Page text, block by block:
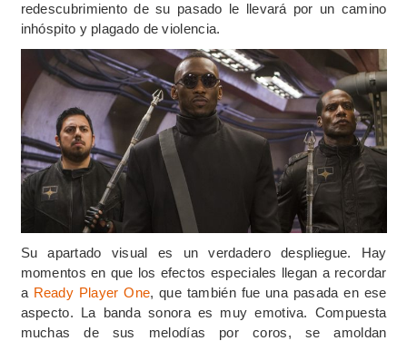
redescubrimiento de su pasado le llevará por un camino
inhóspito y plagado de violencia.
Su apartado visual es un verdadero despliegue. Hay
momentos en que los efectos especiales llegan a recordar
a Ready Player One, que también fue una pasada en ese
aspecto. La banda sonora es muy emotiva. Compuesta
muchas de sus melodías por coros, se amoldan